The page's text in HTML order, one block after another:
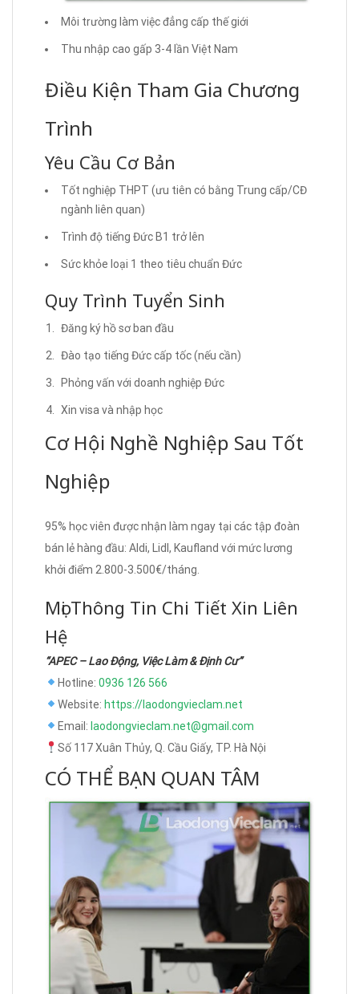
Môi trường làm việc đẳng cấp thế giới
Thu nhập cao gấp 3-4 lần Việt Nam
Điều Kiện Tham Gia Chương
Trình
Yêu Cầu Cơ Bản
Tốt nghiệp THPT (ưu tiên có bằng Trung cấp/CĐ
ngành liên quan)
Trình độ tiếng Đức B1 trở lên
Sức khỏe loại 1 theo tiêu chuẩn Đức
Quy Trình Tuyển Sinh
Đăng ký hồ sơ ban đầu
Đào tạo tiếng Đức cấp tốc (nếu cần)
Phỏng vấn với doanh nghiệp Đức
Xin visa và nhập học
Cơ Hội Nghề Nghiệp Sau Tốt
Nghiệp
95% học viên được nhận làm ngay tại các tập đoàn
bán lẻ hàng đầu: Aldi, Lidl, Kaufland với mức lương
khởi điểm 2.800-3.500€/tháng.
Mọi Thông Tin Chi Tiết Xin Liên
Hệ
“APEC – Lao Động, Việc Làm & Định Cư”
Hotline: 0936 126 566
Website: https://laodongvieclam.net
Email: laodongvieclam.net@gmail.com
Số 117 Xuân Thủy, Q. Cầu Giấy, TP. Hà Nội
CÓ THỂ BẠN QUAN TÂM